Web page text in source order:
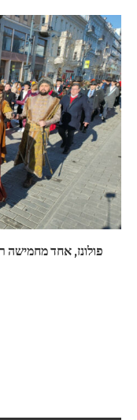
פולונז, אחד מחמישה